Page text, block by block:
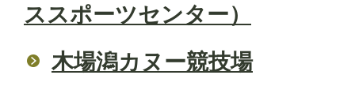
ススポーツセンター）
木場潟カヌー競技場